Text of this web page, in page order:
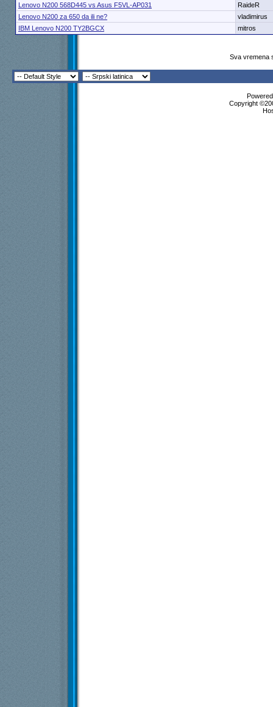
Lenovo N200 568D445 vs Asus F5VL-AP031
RaideR
Lenovo N200 za 650 da ili ne?
vladimirus
IBM Lenovo N200 TY2BGCX
mitros
Sva vremena
Copyright